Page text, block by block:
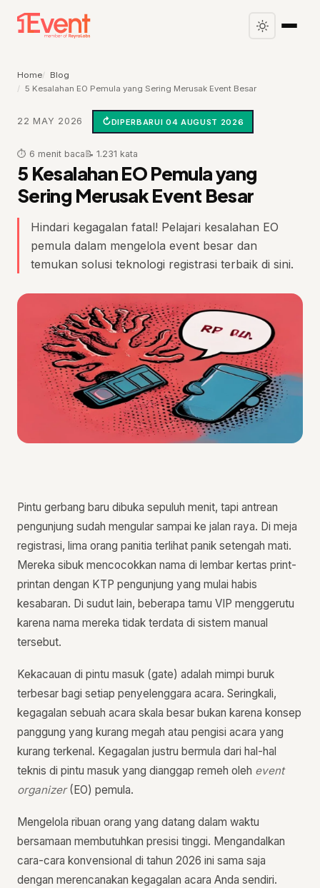
Home
Blog
5 Kesalahan EO Pemula yang Sering Merusak Event Besar
22 MAY 2026 DIPERBARUI 04 AUGUST 2026
⏱ 6 menit baca📝 1.231 kata
5 Kesalahan EO Pemula yang
Sering Merusak Event Besar
Hindari kegagalan fatal! Pelajari kesalahan EO
pemula dalam mengelola event besar dan
temukan solusi teknologi registrasi terbaik di sini.
Pintu gerbang baru dibuka sepuluh menit, tapi antrean
pengunjung sudah mengular sampai ke jalan raya. Di meja
registrasi, lima orang panitia terlihat panik setengah mati.
Mereka sibuk mencocokkan nama di lembar kertas print-
printan dengan KTP pengunjung yang mulai habis
kesabaran. Di sudut lain, beberapa tamu VIP menggerutu
karena nama mereka tidak terdata di sistem manual
tersebut.
Kekacauan di pintu masuk (gate) adalah mimpi buruk
terbesar bagi setiap penyelenggara acara. Seringkali,
kegagalan sebuah acara skala besar bukan karena konsep
panggung yang kurang megah atau pengisi acara yang
kurang terkenal. Kegagalan justru bermula dari hal-hal
teknis di pintu masuk yang dianggap remeh oleh event
organizer(EO) pemula.
Mengelola ribuan orang yang datang dalam waktu
bersamaan membutuhkan presisi tinggi. Mengandalkan
cara-cara konvensional di tahun 2026 ini sama saja
dengan merencanakan kegagalan acara Anda sendiri.